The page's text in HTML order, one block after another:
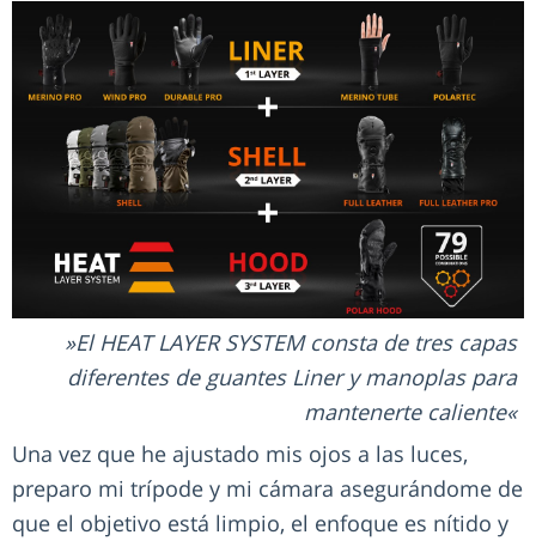
El HEAT LAYER SYSTEM consta de tres capas
diferentes de guantes Liner y manoplas para
mantenerte caliente
Una vez que he ajustado mis ojos a las luces,
preparo mi trípode y mi cámara asegurándome de
que el objetivo está limpio, el enfoque es nítido y